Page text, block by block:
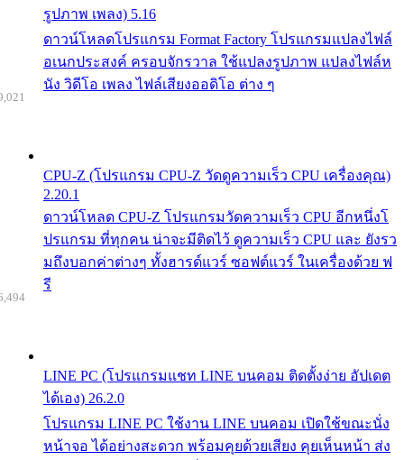
รูปภาพ เพลง) 5.16
ดาวน์โหลดโปรแกรม Format Factory โปรแกรมแปลงไฟล์
อเนกประสงค์ ครอบจักรวาล ใช้แปลงรูปภาพ แปลงไฟล์ห
นัง วิดีโอ เพลง ไฟล์เสียงออดิโอ ต่าง ๆ
CPU-Z (โปรแกรม CPU-Z วัดดูความเร็ว CPU เครื่องคุณ)
2.20.1
ดาวน์โหลด CPU-Z โปรแกรมวัดความเร็ว CPU อีกหนึ่งโ
ปรแกรม ที่ทุกคน น่าจะมีติดไว้ ดูความเร็ว CPU และ ยังรว
มถึงบอกค่าต่างๆ ทั้งฮารด์แวร์ ซอฟต์แวร์ ในเครื่องด้วย ฟ
รี
LINE PC (โปรแกรมแชท LINE บนคอม ติดตั้งง่าย อัปเดต
ได้เอง) 26.2.0
โปรแกรม LINE PC ใช้งาน LINE บนคอม เปิดใช้ขณะนั่ง
หน้าจอ ได้อย่างสะดวก พร้อมคุยด้วยเสียง คุยเห็นหน้า ส่ง